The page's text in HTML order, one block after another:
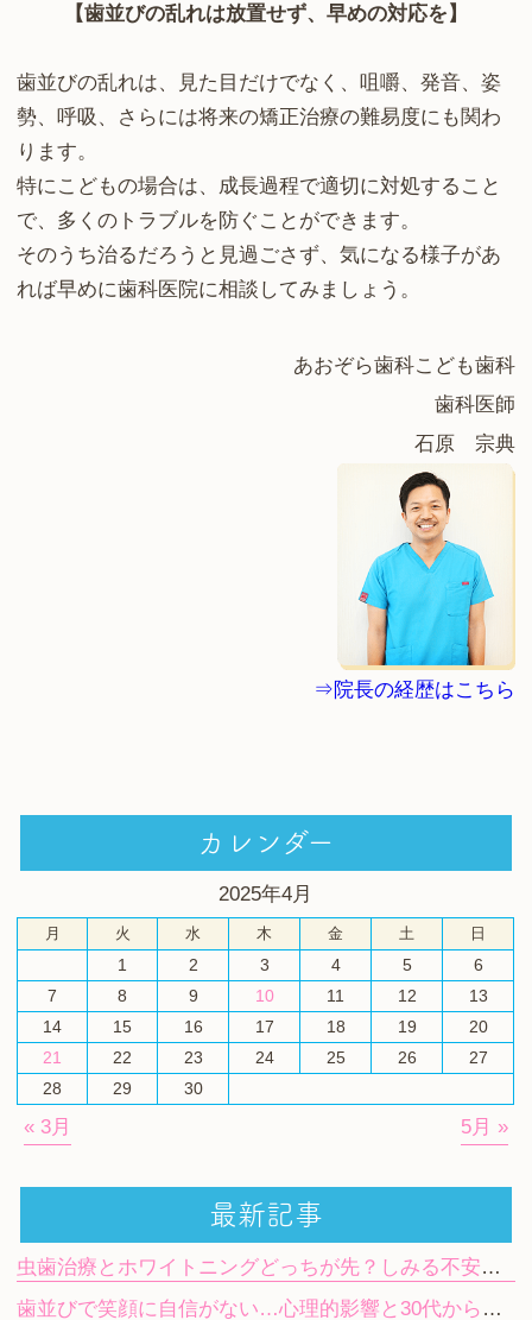
【歯並びの乱れは放置せず、早めの対応を】
歯並びの乱れは、見た目だけでなく、咀嚼、発音、姿
勢、呼吸、さらには将来の矯正治療の難易度にも関わ
ります。
特にこどもの場合は、成長過程で適切に対処すること
で、多くのトラブルを防ぐことができます。
そのうち治るだろうと見過ごさず、気になる様子があ
れば早めに歯科医院に相談してみましょう。
あおぞら歯科こども歯科
歯科医師
石原 宗典
⇒院長の経歴はこちら
カレンダー
2025年4月
月 火 水 木 金 土 日
1 2 3 4 5
6
7
8 9 10 11 12
13
14
15 16 17 18 19
20
21
22 23 24 25 26
27
28
29 30
« 3月 5月 »
最新記事
虫歯治療とホワイトニングどっちが先？しみる不安や期間の目安を解説
歯並びで笑顔に自信がない…心理的影響と30代から始める目立たない矯正